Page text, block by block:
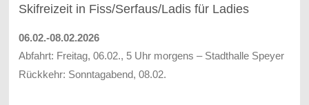
Skifreizeit in Fiss/Serfaus/Ladis für Ladies
06.02.-08.02.2026
Abfahrt: Freitag, 06.02., 5 Uhr morgens – Stadthalle Speyer
Rückkehr: Sonntagabend, 08.02.